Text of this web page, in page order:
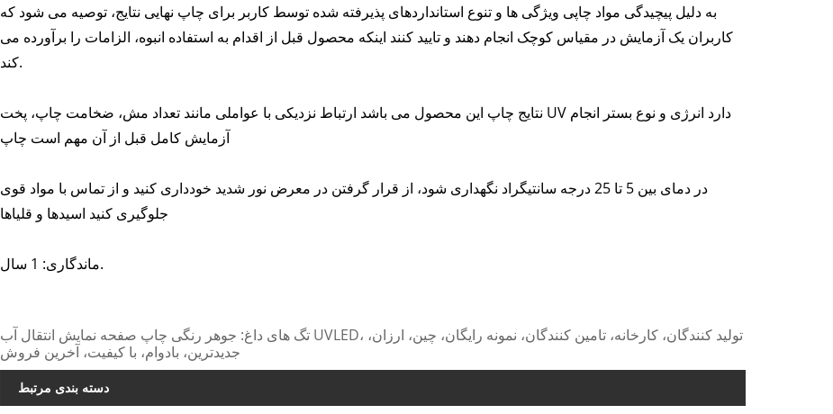
به دلیل پیچیدگی مواد چاپی ویژگی ها و تنوع استانداردهای پذیرفته شده توسط کاربر برای چاپ نهایی نتایج، توصیه می شود که
کاربران یک آزمایش در مقیاس کوچک انجام دهند و تایید کنند اینکه محصول قبل از اقدام به استفاده انبوه، الزامات را برآورده می
کند.
نتایج چاپ این محصول می باشد ارتباط نزدیکی با عواملی مانند تعداد مش، ضخامت چاپ، پخت UV دارد انرژی و نوع بستر انجام
آزمایش کامل قبل از آن مهم است چاپ
در دمای بین 5 تا 25 درجه سانتیگراد نگهداری شود، از قرار گرفتن در معرض نور شدید خودداری کنید و از تماس با مواد قوی
جلوگیری کنید اسیدها و قلیاها
ماندگاری: 1 سال.
تگ های داغ: جوهر رنگی چاپ صفحه نمایش انتقال آب UVLED، تولید کنندگان، کارخانه، تامین کنندگان، نمونه رایگان، چین، ارزان،
جدیدترین، بادوام، با کیفیت، آخرین فروش
دسته بندی مرتبط